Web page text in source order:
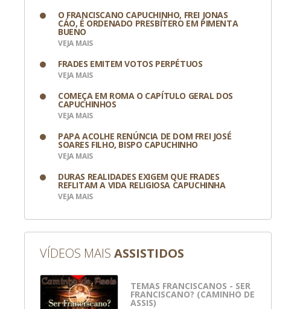
O FRANCISCANO CAPUCHINHO, FREI JONAS
CÁO, É ORDENADO PRESBÍTERO EM PIMENTA
BUENO
VEJA MAIS
FRADES EMITEM VOTOS PERPÉTUOS
VEJA MAIS
COMEÇA EM ROMA O CAPÍTULO GERAL DOS
CAPUCHINHOS
VEJA MAIS
PAPA ACOLHE RENÚNCIA DE DOM FREI JOSÉ
SOARES FILHO, BISPO CAPUCHINHO
VEJA MAIS
DURAS REALIDADES EXIGEM QUE FRADES
REFLITAM A VIDA RELIGIOSA CAPUCHINHA
VEJA MAIS
VÍDEOS MAIS ASSISTIDOS
TEMAS FRANCISCANOS - SER
FRANCISCANO? (CAMINHO DE
ASSIS)